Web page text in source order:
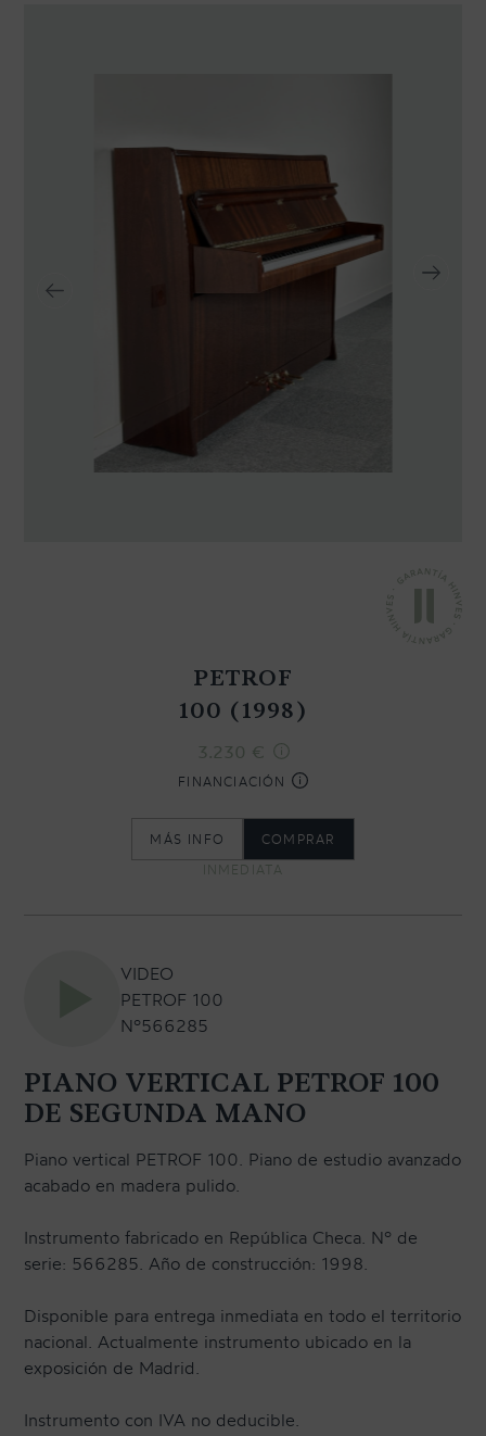
NOSOTROS
HISTORIA
SHOWROOMS
BLOG
PETROF
100 (1998)
3.230 €
FINANCIACIÓN
MÁS INFO
COMPRAR
INMEDIATA
VIDEO
PETROF 100
Nº566285
PIANO VERTICAL PETROF 100
DE SEGUNDA MANO
Piano vertical PETROF 100. Piano de estudio avanzado
acabado en madera pulido.
Instrumento fabricado en República Checa. Nº de
serie: 566285. Año de construcción: 1998.
Disponible para entrega inmediata en todo el territorio
nacional. Actualmente instrumento ubicado en la
exposición de Madrid.
Instrumento con IVA no deducible.